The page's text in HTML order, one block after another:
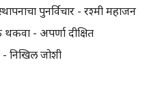
पुनर्विचार - रश्मी महाजन
- अपर्णा दीक्षित
- निखिल जोशी